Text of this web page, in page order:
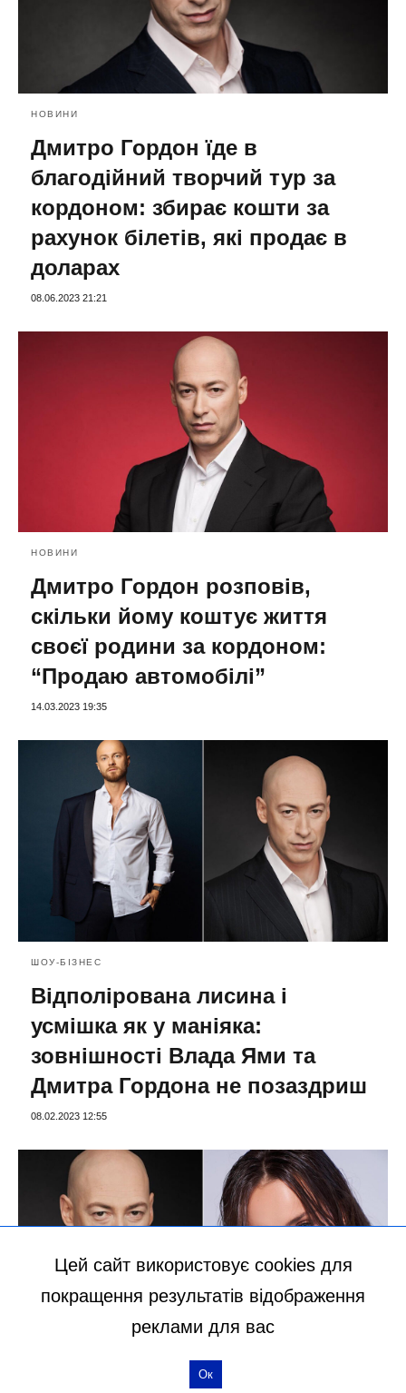
НОВИНИ
Дмитро Гордон їде в
благодійний творчий тур за
кордоном: збирає кошти за
рахунок білетів, які продає в
доларах
08.06.2023 21:21
НОВИНИ
Дмитро Гордон розповів,
скільки йому коштує життя
своєї родини за кордоном:
“Продаю автомобілі”
14.03.2023 19:35
ШОУ-БІЗНЕС
Відполірована лисина і
усмішка як у маніяка:
зовнішності Влада Ями та
Дмитра Гордона не позаздриш
08.02.2023 12:55
Цей сайт використовує cookies для
покращення результатів відображення
реклами для вас
Ок